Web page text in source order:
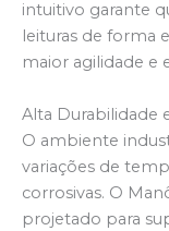
intuitivo garante
leituras de forma
maior agilidade e
Alta Durabilidade
O ambiente
variações de
corrosivas. O
projetado para